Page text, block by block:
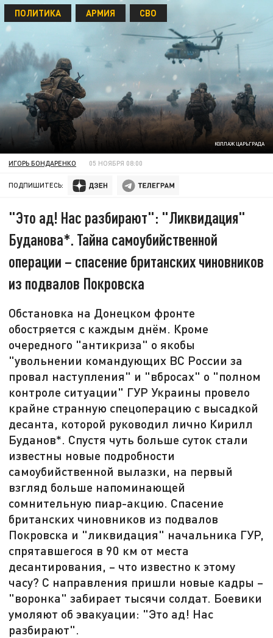
КОЛЛАЖ ЦАРЬГРАДА
ПОЛИТИКА АРМИЯ СВО
ИГОРЬ БОНДАРЕНКО 05 НОЯБРЯ 08:00
ПОДПИШИТЕСЬ:
"Это ад! Нас разбирают": "Ликвидация"
Буданова*. Тайна самоубийственной
операции – спасение британских чиновников
из подвалов Покровска
Обстановка на Донецком фронте
обостряется с каждым днём. Кроме
очередного "антикриза" о якобы
"увольнении командующих ВС России за
провал наступления" и "вбросах" о "полном
контроле ситуации" ГУР Украины провело
крайне странную спецоперацию с высадкой
десанта, которой руководил лично Кирилл
Буданов*. Спустя чуть больше суток стали
известны новые подробности
самоубийственной вылазки, на первый
взгляд больше напоминающей
сомнительную пиар-акцию. Спасение
британских чиновников из подвалов
Покровска и "ликвидация" начальника ГУР,
спрятавшегося в 90 км от места
десантирования, – что известно к этому
часу? С направления пришли новые кадры –
"воронка" забирает тысячи солдат. Боевики
умоляют об эвакуации: "Это ад! Нас
разбирают".